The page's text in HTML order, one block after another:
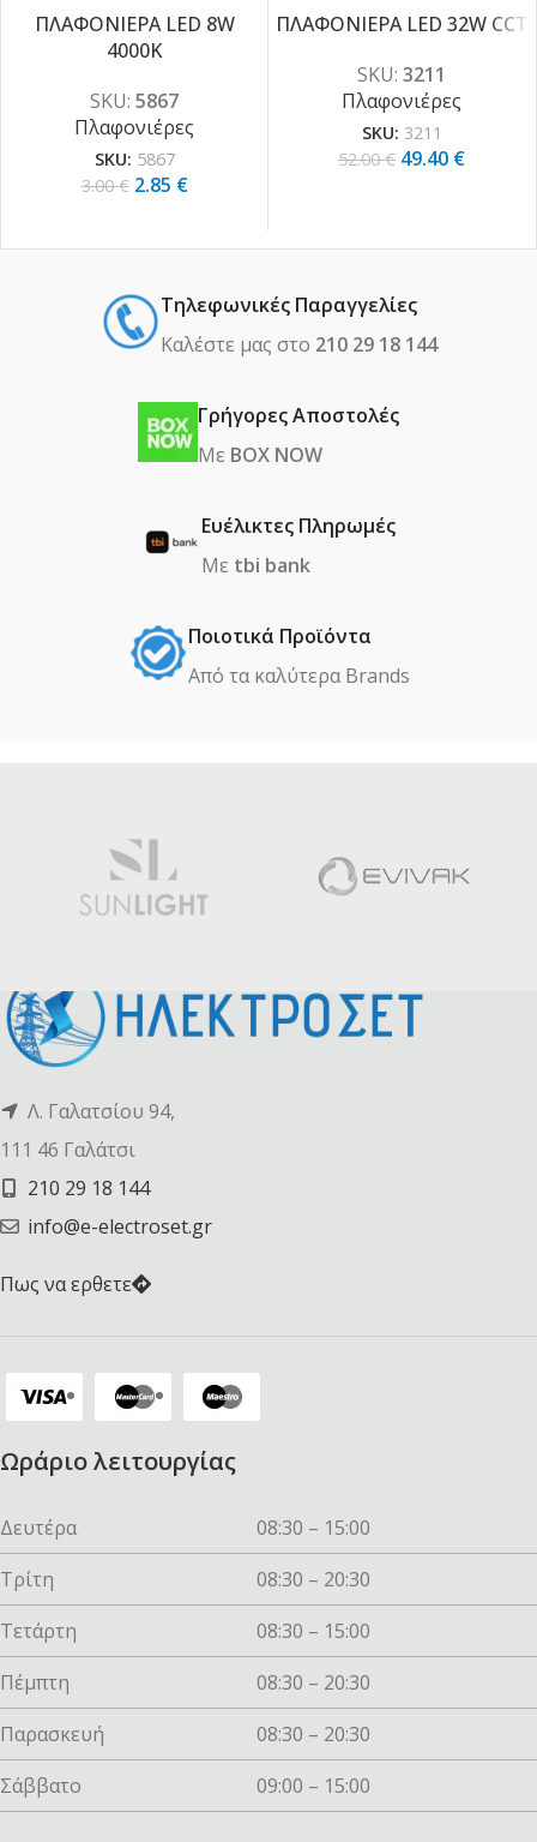
ΠΛΑΦΟΝΙΕΡΑ LED 8W
4000K
SKU: 5867
Πλαφονιέρες
SKU: 5867
3.00€ 2.85 €
ΠΛΑΦΟΝΙΕΡΑ LED 32W CCT
SKU: 3211
Πλαφονιέρες
SKU: 3211
52.00€ 49.40 €
Τηλεφωνικές Παραγγελίες
Καλέστε μας στο 210 29 18 144
Γρήγορες Αποστολές
Με BOX NOW
Ευέλικτες Πληρωμές
Με tbi bank
Ποιοτικά Προϊόντα
Από τα καλύτερα Βrands
Λ. Γαλατσίου 94,
111 46 Γαλάτσι
210 29 18 144
info@e-electroset.gr
Πως να ερθετε
Ωράριο λειτουργίας
Δευτέρα
08:30 – 15:00
Τρίτη
08:30 – 20:30
Τετάρτη
08:30 – 15:00
Πέμπτη
08:30 – 20:30
Παρασκευή
08:30 – 20:30
Σάββατο
09:00 – 15:00